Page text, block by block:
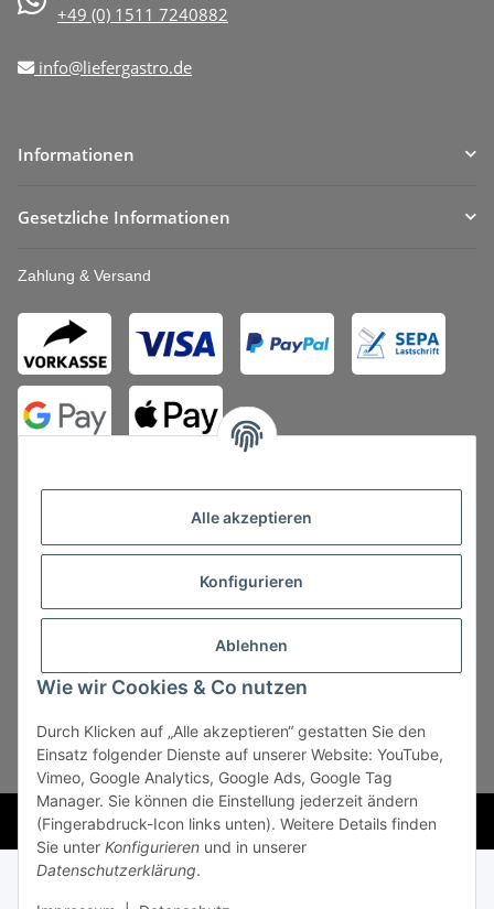
Alle akzeptieren
Konfigurieren
Ablehnen
Wie wir Cookies & Co nutzen
Durch Klicken auf „Alle akzeptieren“ gestatten Sie den
Einsatz folgender Dienste auf unserer Website: YouTube,
Vimeo, Google Analytics, Google Ads, Google Tag
Manager. Sie können die Einstellung jederzeit ändern
(Fingerabdruck-Icon links unten). Weitere Details finden
Sie unter Konfigurieren und in unserer
Datenschutzerklärung.
+49 (0) 1511 7240882
info@liefergastro.de
Informationen
Gesetzliche Informationen
Zahlung & Versand
Vertrag widerrufen
* Alle Preise zzgl. gesetzlicher USt., zzgl.Versand, zzgl.
Mindermengenzuschlag
Powered byJTL-Shop